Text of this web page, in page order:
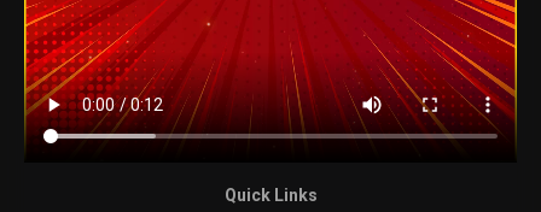
Quick Links